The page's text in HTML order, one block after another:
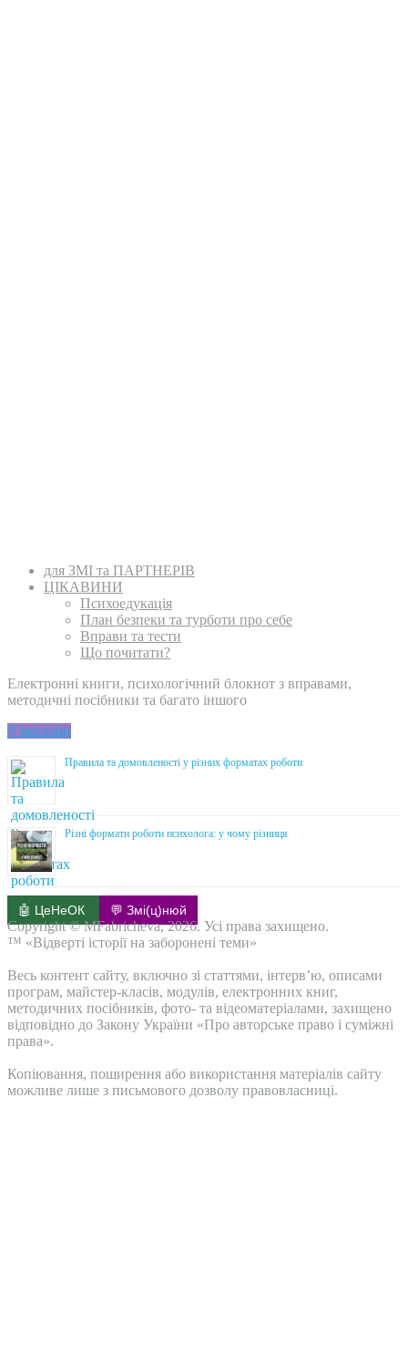
для ЗМІ та ПАРТНЕРІВ
ЦІКАВИНИ
Психоедукація
План безпеки та турботи про себе
Вправи та тести
Що почитати?
Електронні книги, психологічний блокнот з вправами,
методичні посібники та багато іншого
У магазин
Правила та домовленості у різних форматах роботи
Різні формати роботи психолога: у чому різниця
🤖 ЦеНеОК 💬 Змі(ц)нюй
Copyright © MFabricheva, 2026. Усі права захищено.
™ «Відверті історії на заборонені теми»
Весь контент сайту, включно зі статтями, інтерв’ю, описами
програм, майстер-класів, модулів, електронних книг,
методичних посібників, фото- та відеоматеріалами, захищено
відповідно до Закону України «Про авторське право і суміжні
права».
Копіювання, поширення або використання матеріалів сайту
можливе лише з письмового дозволу правовласниці.